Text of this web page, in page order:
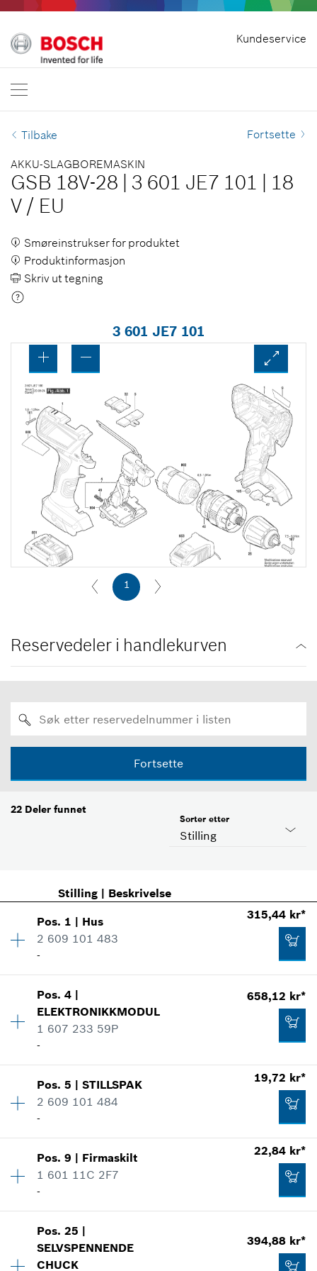
Kundeservice
Hjem
Bosch Professional
Kontakt oss
Tilbake Fortsette
AKKU-SLAGBOREMASKIN
GSB 18V-28 3 601 JE7 101
18
V / EU
Smøreinstrukser for produktet
Produktinformasjon
Skriv ut tegning
3 601 JE7 101
1
Reservedeler i handlekurven
Fortsette
22 Deler funnet
Stilling
Sorter etter
Stilling| Beskrivelse
Pos. 1 | Hus
2 609 101 483
-
315,44 kr*
Kvantitet
Prisgruppe:32
Reservedelsinformasjoner
Vis som bilde
315,44 kr*
Pos.4 |
ELEKTRONIKKMODUL
1 607 233 59P
-
658,12 kr*
Kvantitet 1
Prisgruppe:39
Bruksinformasjon
Vis som bilde
658,12 kr*
Pos.5 |STILLSPAK
2 609 101 484
-
19,72 kr*
Kvantitet 1
Prisgruppe:12
Bruksinformasjon
Vis som bilde
Pos.9 | Firmaskilt
1 601 11C 2F7
-
22,84 kr*
Kvantitet
Prisgruppe:13
Reservedelsinformasjoner
Pos.25 |
SELVSPENNENDE
CHUCK
394,88 kr*